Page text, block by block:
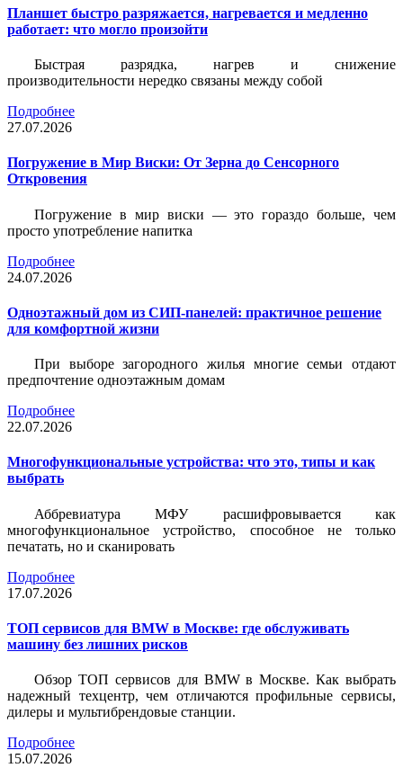
Планшет быстро разряжается, нагревается и медленно
работает: что могло произойти
Быстрая разрядка, нагрев и снижение
производительности нередко связаны между собой
Подробнее
27.07.2026
Погружение в Мир Виски: От Зерна до Сенсорного
Откровения
Погружение в мир виски — это гораздо больше, чем
просто употребление напитка
Подробнее
24.07.2026
Одноэтажный дом из СИП-панелей: практичное решение
для комфортной жизни
При выборе загородного жилья многие семьи отдают
предпочтение одноэтажным домам
Подробнее
22.07.2026
Многофункциональные устройства: что это, типы и как
выбрать
Аббревиатура МФУ расшифровывается как
многофункциональное устройство, способное не только
печатать, но и сканировать
Подробнее
17.07.2026
ТОП сервисов для BMW в Москве: где обслуживать
машину без лишних рисков
Обзор ТОП сервисов для BMW в Москве. Как выбрать
надежный техцентр, чем отличаются профильные сервисы,
дилеры и мультибрендовые станции.
Подробнее
15.07.2026